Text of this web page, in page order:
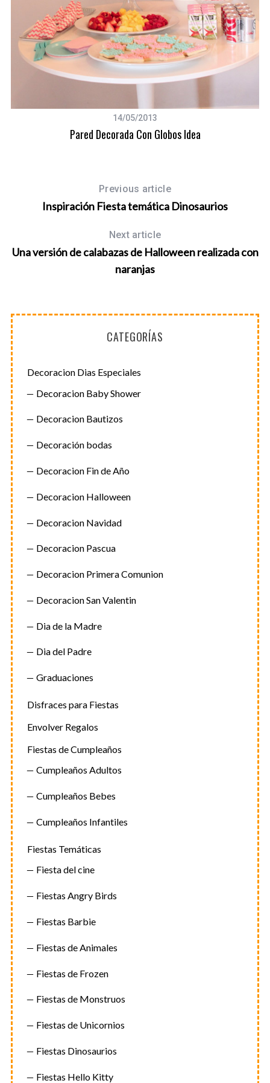
14/05/2013
Pared Decorada Con Globos Idea
Previous article
Inspiración Fiesta temática Dinosaurios
Next article
Una versión de calabazas de Halloween realizada con
naranjas
CATEGORÍAS
Decoracion Dias Especiales
Decoracion Baby Shower
Decoracion Bautizos
Decoración bodas
Decoracion Fin de Año
Decoracion Halloween
Decoracion Navidad
Decoracion Pascua
Decoracion Primera Comunion
Decoracion San Valentin
Dia de la Madre
Dia del Padre
Graduaciones
Disfraces para Fiestas
Envolver Regalos
Fiestas de Cumpleaños
Cumpleaños Adultos
Cumpleaños Bebes
Cumpleaños Infantiles
Fiestas Temáticas
Fiesta del cine
Fiestas Angry Birds
Fiestas Barbie
Fiestas de Animales
Fiestas de Frozen
Fiestas de Monstruos
Fiestas de Unicornios
Fiestas Dinosaurios
Fiestas Hello Kitty
f
o
r
: